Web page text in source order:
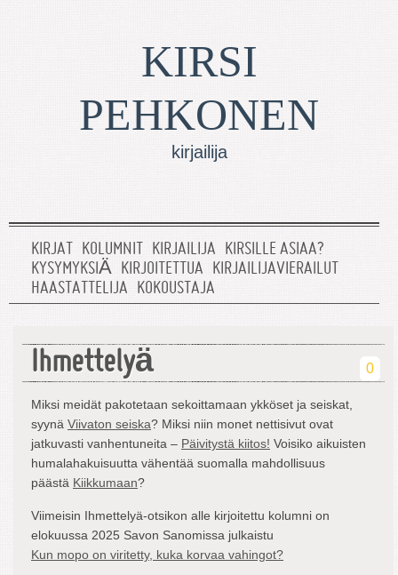
KIRSI
PEHKONEN
kirjailija
KIRJAT KOLUMNIT KIRJAILIJA KIRSILLE ASIAA?
KYSYMYKSIÄ KIRJOITETTUA KIRJAILIJAVIERAILUT
HAASTATTELIJA KOKOUSTAJA
Ihmettelyä 0
Miksi meidät pakotetaan sekoittamaan ykköset ja seiskat,
syynä Viivaton seiska? Miksi niin monet nettisivut ovat
jatkuvasti vanhentuneita – Päivitystä kiitos! Voisiko aikuisten
humalahakuisuutta vähentää suomalla mahdollisuus
päästä Kiikkumaan?
Viimeisin Ihmettelyä-otsikon alle kirjoitettu kolumni on
elokuussa 2025 Savon Sanomissa julkaistu
Kun mopo on viritetty, kuka korvaa vahingot?